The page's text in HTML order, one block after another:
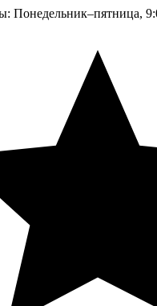
Понедельник–пятница,